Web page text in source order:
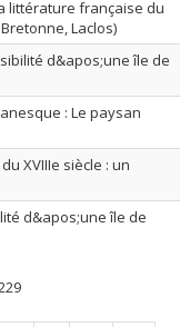
littérature française du
Laclos)
d&apos;une île de
: Le paysan
XVIIIe siècle : un
d&apos;une île de